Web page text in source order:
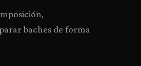
baches de forma